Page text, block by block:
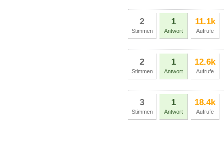
2
Stimmen
1
Antwort
11.1k
Aufrufe
2
Stimmen
1
Antwort
12.6k
Aufrufe
3
Stimmen
1
Antwort
18.4k
Aufrufe